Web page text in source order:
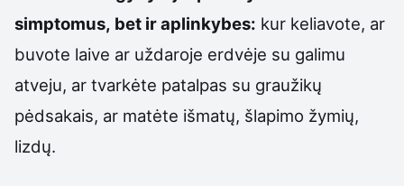
simptomus, bet ir aplinkybes: kur keliavote, ar
buvote laive ar uždaroje erdvėje su galimu
atveju, ar tvarkėte patalpas su graužikų
pėdsakais, ar matėte išmatų, šlapimo žymių,
lizdų.